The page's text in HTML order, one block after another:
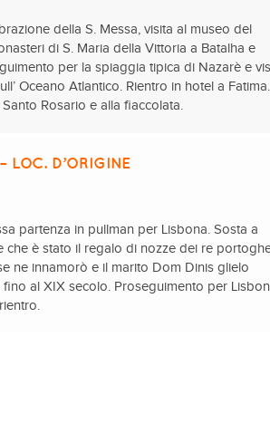
della S. Messa, visita al museo del
di S. Maria della Vittoria a Batalha e
per la spiaggia tipica di Nazarè e
Oceano Atlantico. Rientro in hotel a Fatima.
Rosario e alla fiaccolata.
LOC. D’ORIGINE
partenza in pullman per Lisbona. Sosta a
è stato il regalo di nozze dei re
ne innamorò e il marito Dom Dinis glielo
al XIX secolo. Proseguimento per